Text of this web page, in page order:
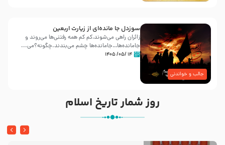
جالب و خواندنی
سوزدل جا مانده‌ای از زیارت اربعین
زائران راهی می‌شوند،کم‌ کم همه رفتنی‌ها می‌روند و
جامانده‌ها…جامانده‌ها چشم می‌بندند.چگونه؟می‌...
۱۴ /۰۵/ ۱۴۰۵
روز شمار تاریخ اسلام